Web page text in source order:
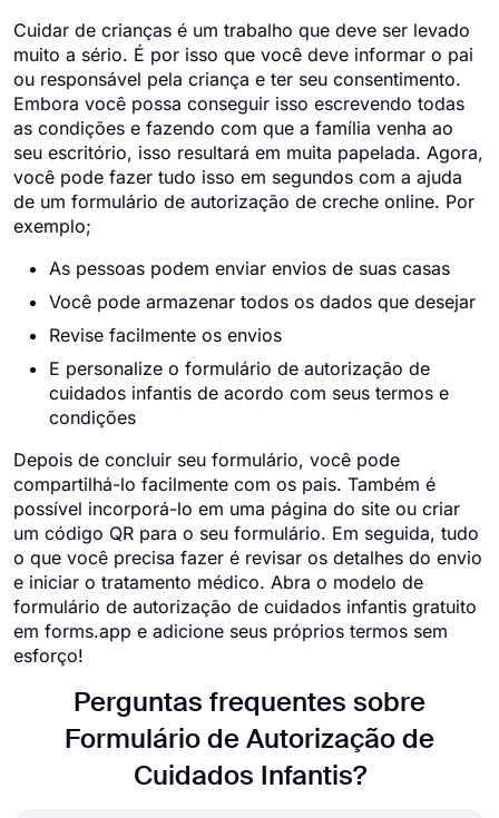
Cuidar de crianças é um trabalho que deve ser levado
muito a sério. É por isso que você deve informar o pai
ou responsável pela criança e ter seu consentimento.
Embora você possa conseguir isso escrevendo todas
as condições e fazendo com que a família venha ao
seu escritório, isso resultará em muita papelada. Agora,
você pode fazer tudo isso em segundos com a ajuda
de um formulário de autorização de creche online. Por
exemplo;
As pessoas podem enviar envios de suas casas
Você pode armazenar todos os dados que desejar
Revise facilmente os envios
E personalize o formulário de autorização de
cuidados infantis de acordo com seus termos e
condições
Depois de concluir seu formulário, você pode
compartilhá-lo facilmente com os pais. Também é
possível incorporá-lo em uma página do site ou criar
um código QR para o seu formulário. Em seguida, tudo
o que você precisa fazer é revisar os detalhes do envio
e iniciar o tratamento médico. Abra o modelo de
formulário de autorização de cuidados infantis gratuito
em forms.app e adicione seus próprios termos sem
esforço!
Perguntas frequentes sobre
Formulário de Autorização de
Cuidados Infantis?